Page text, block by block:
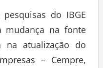
do IBGE
mudança na fonte
na atualização do
– Cempre,